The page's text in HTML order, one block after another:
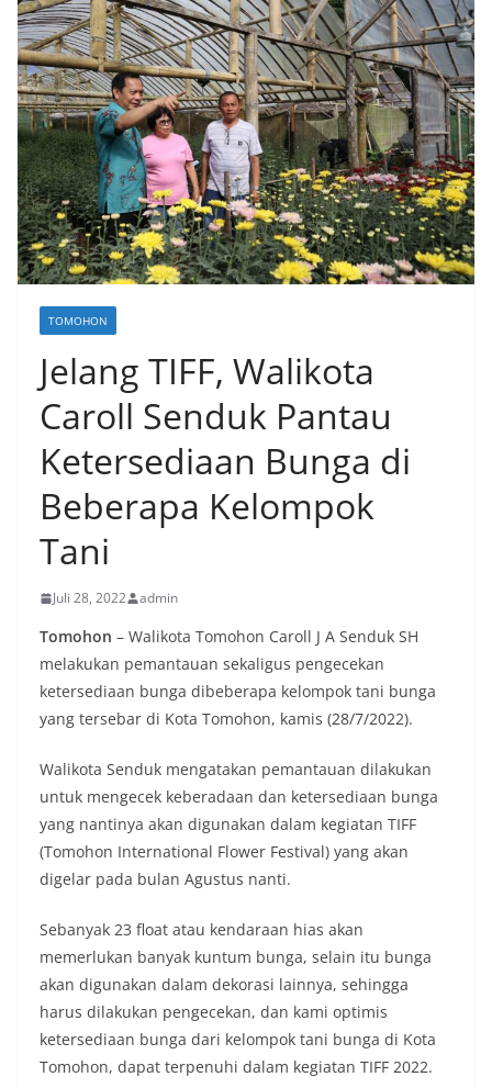
TOMOHON
Jelang TIFF, Walikota
Caroll Senduk Pantau
Ketersediaan Bunga di
Beberapa Kelompok
Tani
Juli 28, 2022 admin
Tomohon – Walikota Tomohon Caroll J A Senduk SH
melakukan pemantauan sekaligus pengecekan
ketersediaan bunga dibeberapa kelompok tani bunga
yang tersebar di Kota Tomohon, kamis (28/7/2022).
Walikota Senduk mengatakan pemantauan dilakukan
untuk mengecek keberadaan dan ketersediaan bunga
yang nantinya akan digunakan dalam kegiatan TIFF
(Tomohon International Flower Festival) yang akan
digelar pada bulan Agustus nanti.
Sebanyak 23 float atau kendaraan hias akan
memerlukan banyak kuntum bunga, selain itu bunga
akan digunakan dalam dekorasi lainnya, sehingga
harus dilakukan pengecekan, dan kami optimis
ketersediaan bunga dari kelompok tani bunga di Kota
Tomohon, dapat terpenuhi dalam kegiatan TIFF 2022.